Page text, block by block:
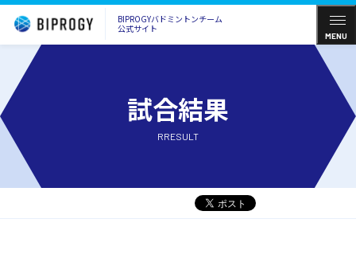
BIPROGYバドミントンチーム
公式サイト
MENU
試合結果
RRESULT